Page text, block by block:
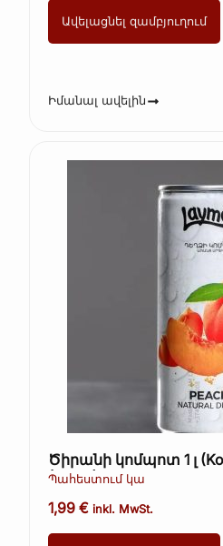
Ավելացնել զամբյուղում
Իմանալ ավելին
Ծիրանի կոմպոտ 1 լ
(Kopie)
Պահեստում կա
1,99€ inkl. MwSt.